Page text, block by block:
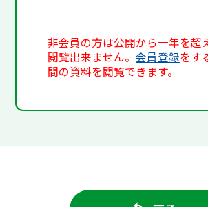
非会員の方は公開から一年を超
閲覧出来ません。会員登録をす
間の資料を閲覧できます。